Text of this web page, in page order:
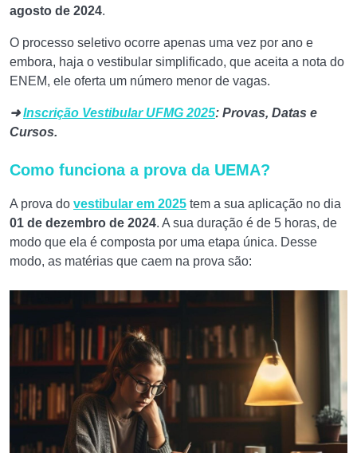
agosto de 2024.
O processo seletivo ocorre apenas uma vez por ano e
embora, haja o vestibular simplificado, que aceita a nota do
ENEM, ele oferta um número menor de vagas.
➜Inscrição Vestibular UFMG 2025: Provas, Datas e
Cursos.
Como funciona a prova da UEMA?
A prova do vestibular em 2025 tem a sua aplicação no dia
01 de dezembro de 2024. A sua duração é de 5 horas, de
modo que ela é composta por uma etapa única. Desse
modo, as matérias que caem na prova são: